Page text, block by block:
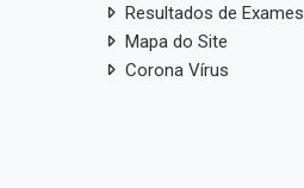
Resultados de Exames
Mapa do Site
Corona Vírus